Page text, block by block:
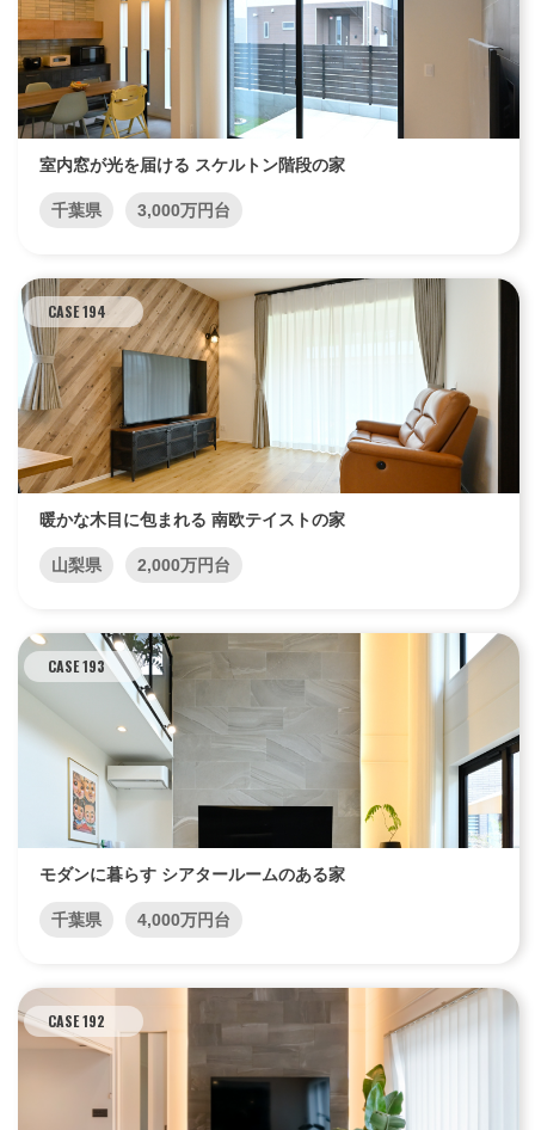
室内窓が光を届ける スケルトン階段の家
千葉県 3,000万円台
CASE 194
暖かな木目に包まれる 南欧テイストの家
山梨県 2,000万円台
CASE 193
モダンに暮らす シアタールームのある家
千葉県 4,000万円台
CASE 192